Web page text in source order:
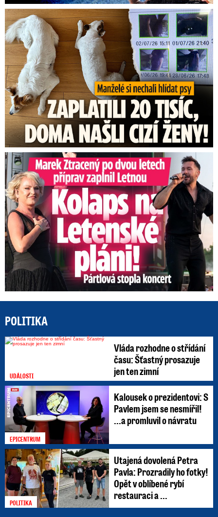
Za hlídání psů zaplatili 20 tisíc, doma našli cizí ženy!
Marek Ztracený na Letné: Pártlová stopla koncert
POLITIKA
UDÁLOSTI
Vláda rozhodne o střídání
času: Šťastný prosazuje
jen ten zimní
EPICENTRUM
Kalousek o prezidentovi: S
Pavlem jsem se nesmířil!
...a promluvil o návratu
POLITIKA
Utajená dovolená Petra
Pavla: Prozradily ho fotky!
Opět v oblíbené rybí
restauraci a ...